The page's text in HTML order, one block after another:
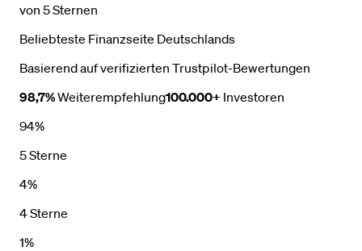
von 5 Sternen
Beliebteste Finanzseite Deutschlands
Basierend auf verifizierten Trustpilot-Bewertungen
98,7%Weiterempfehlung100.000+ Investoren
94%
5 Sterne
4%
4 Sterne
1%